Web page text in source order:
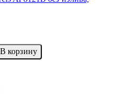
В корзину